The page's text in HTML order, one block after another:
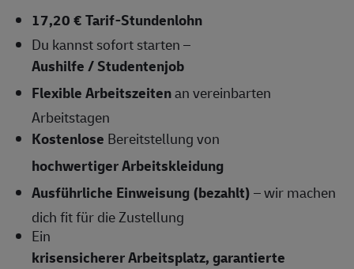
17,20 € Tarif-Stundenlohn
Du kannst sofort starten –
Aushilfe / Studentenjob
Flexible Arbeitszeitenan vereinbarten
Arbeitstagen
Kostenlose Bereitstellung von
hochwertiger Arbeitskleidung
Ausführliche Einweisung (bezahlt)– wir machen
dich fit für die Zustellung
Ein
krisensicherer Arbeitsplatz, garantierte